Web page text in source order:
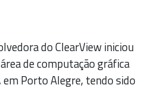
do ClearView iniciou
de computação gráfica
em Porto Alegre, tendo sido